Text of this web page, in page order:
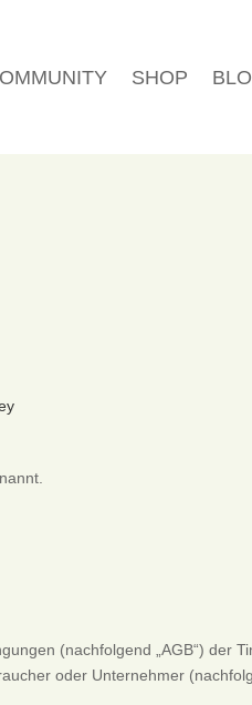
SHOP
(nachfolgend „AGB“) der
oder Unternehmer